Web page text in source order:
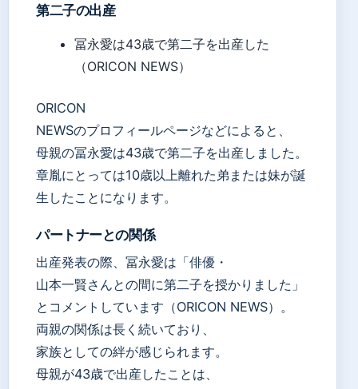
第二子の出産
冨永愛は43歳で第二子を出産した
（ORICON NEWS）
ORICON
NEWSのプロフィールページなどによると、
母親の冨永愛は43歳で第二子を出産しました。
章胤にとっては10歳以上離れた弟または妹が誕
生したことになります。
パートナーとの関係
出産発表の際、冨永愛は「俳優・
山本一賢さんとの間に第二子を授かりました」
とコメントしています（ORICON NEWS）。
両親の関係は長く続いており、
家族としての絆が感じられます。
母親が43歳で出産したことは、